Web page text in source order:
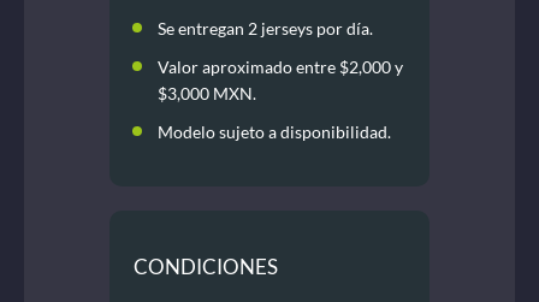
Se entregan 2 jerseys por día.
Valor aproximado entre $2,000 y
$3,000 MXN.
Modelo sujeto a disponibilidad.
CONDICIONES